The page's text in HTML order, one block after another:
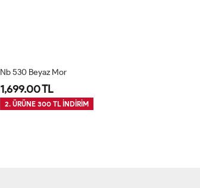
Nb 530 Beyaz Mor
1,699.00 TL
2. ÜRÜNE 300 TL İNDİRİM